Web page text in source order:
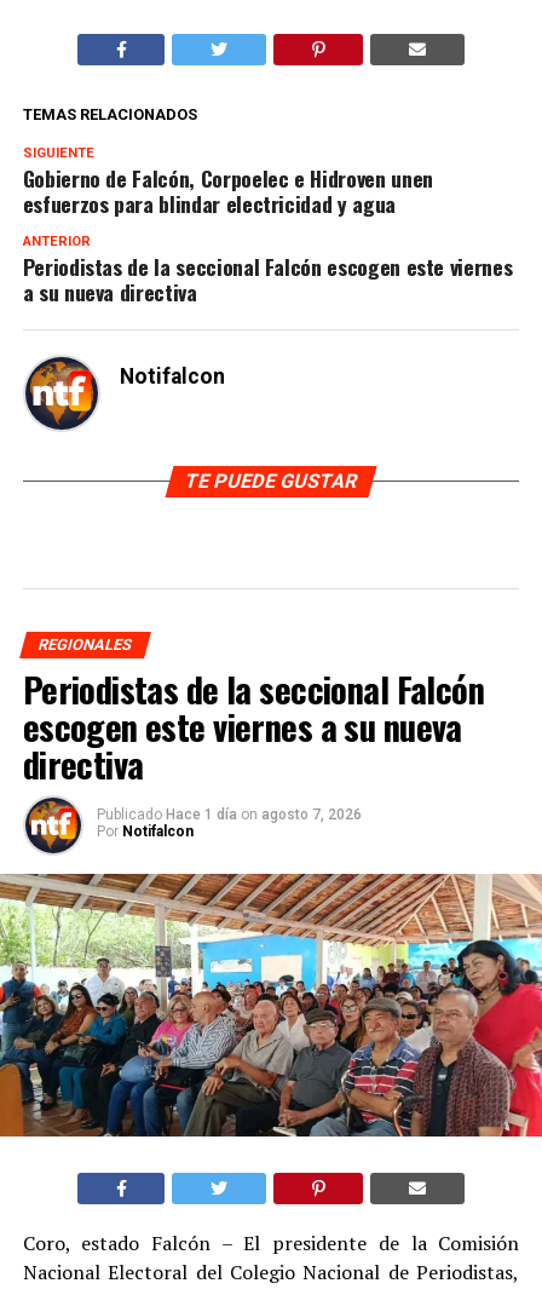
TEMAS RELACIONADOS
SIGUIENTE
Gobierno de Falcón, Corpoelec e Hidroven unen
esfuerzos para blindar electricidad y agua
ANTERIOR
Periodistas de la seccional Falcón escogen este viernes
a su nueva directiva
Notifalcon
TE PUEDE GUSTAR
REGIONALES
Periodistas de la seccional Falcón
escogen este viernes a su nueva
directiva
Publicado Hace 1 día on agosto 7, 2026
Por Notifalcon
Coro, estado Falcón – El presidente de la Comisión
Nacional Electoral del Colegio Nacional de Periodistas,